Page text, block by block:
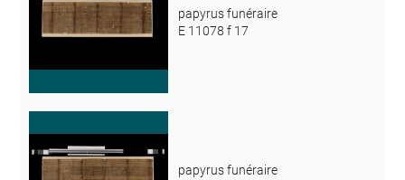
papyrus funéraire
E 11078 f 17
papyrus funéraire